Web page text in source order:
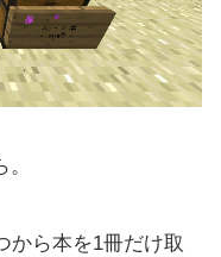
から本を1冊だけ取